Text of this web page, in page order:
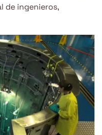
de ingenieros,